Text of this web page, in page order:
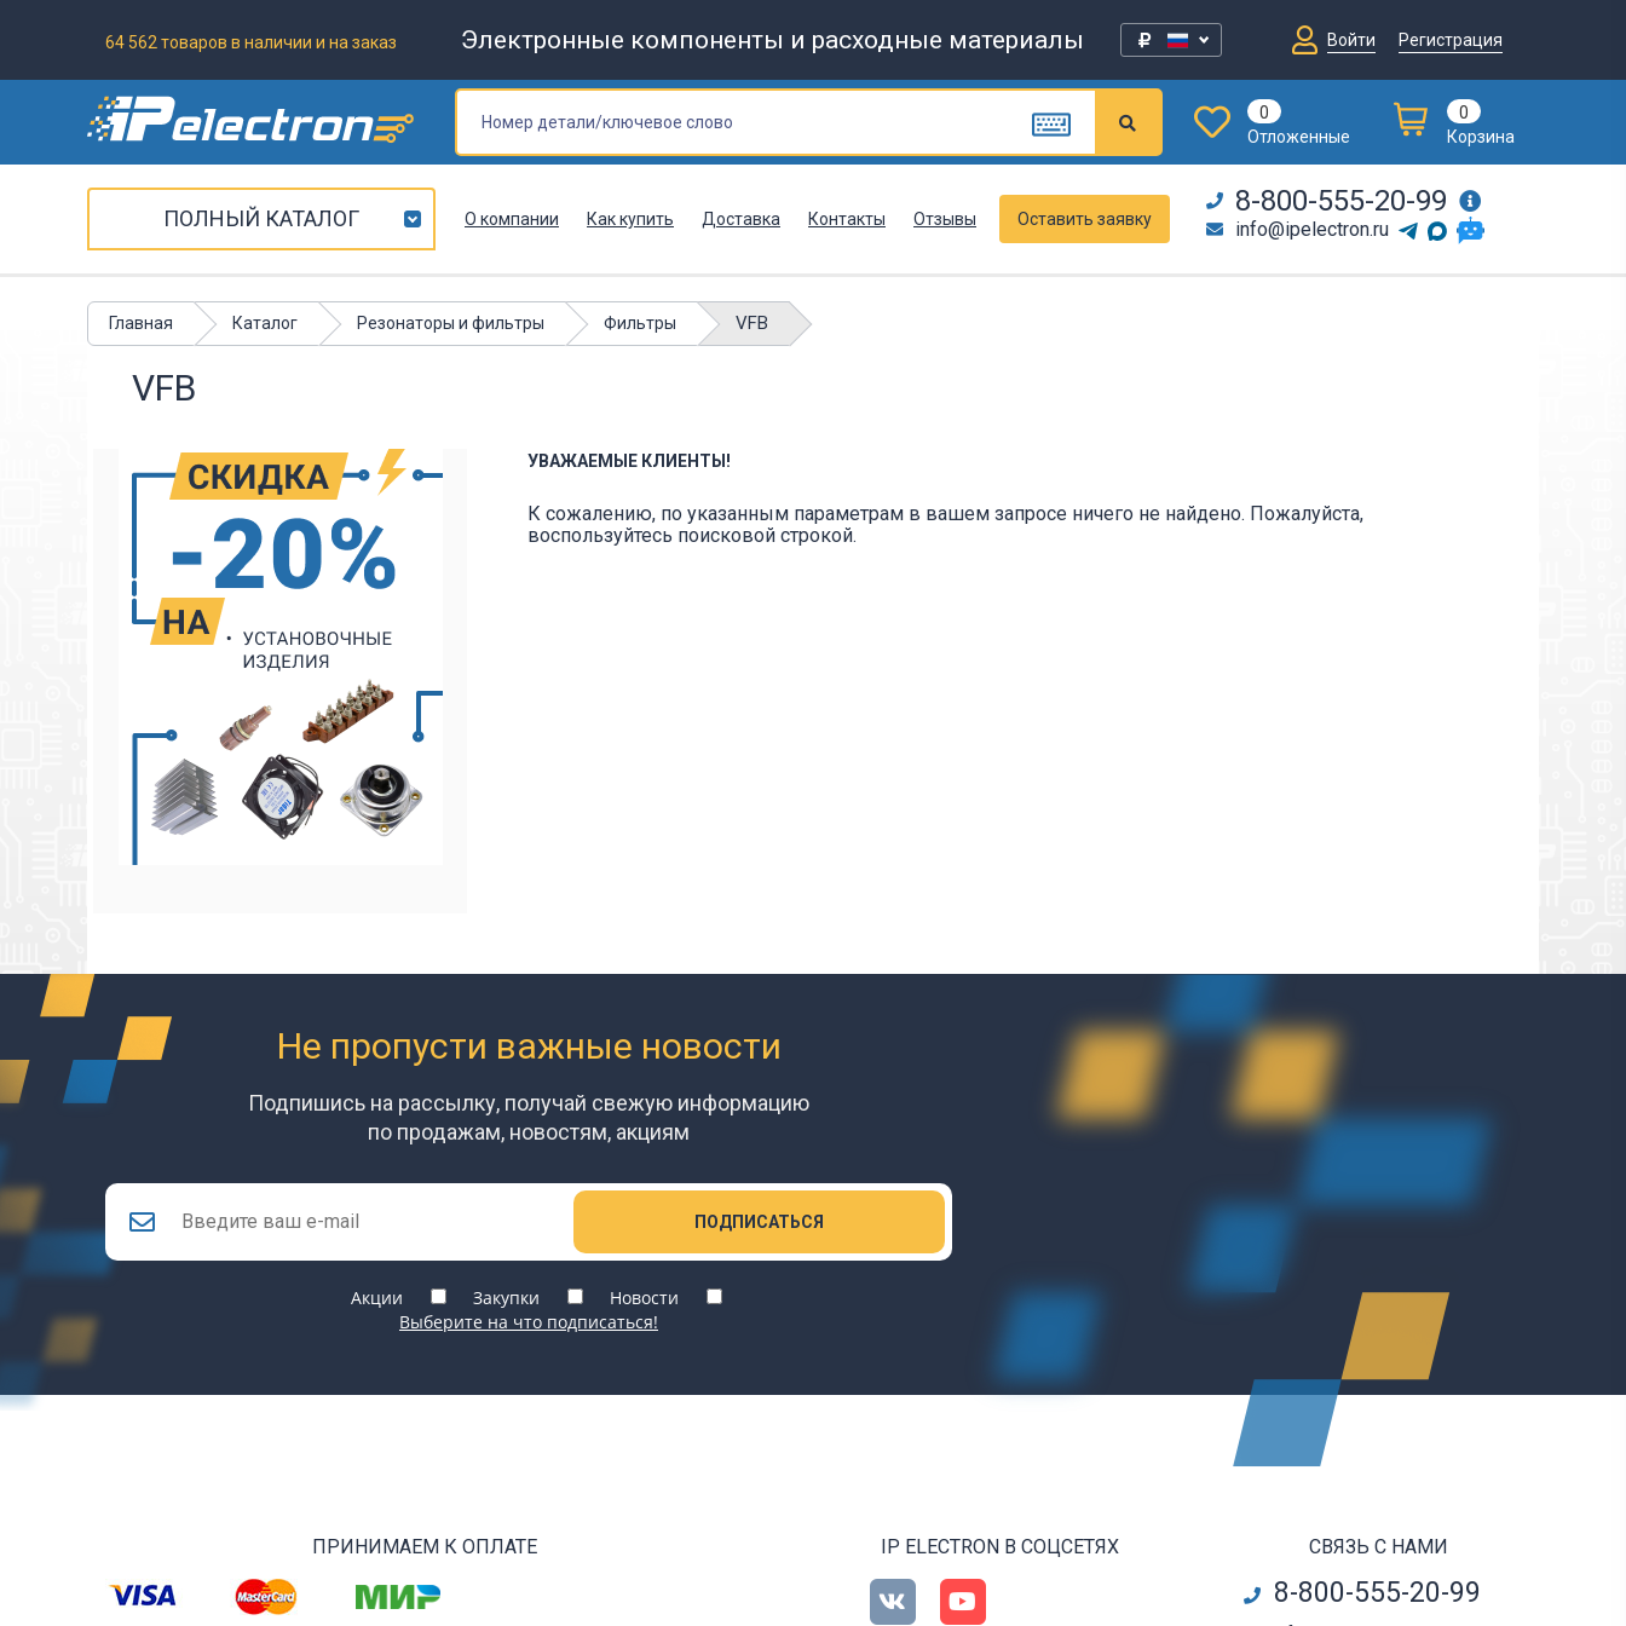
64 562 товаров в наличии и на заказ Электронные компоненты и расходные материалы Войти Регистрация
0
Отложенные
0
Корзина
ПОЛНЫЙ КАТАЛОГ О компании Как купить Доставка Контакты Отзывы Оставить заявку
8-800-555-20-99
info@ipelectron.ru
Главная Каталог Резонаторы и фильтры Фильтры VFB
VFB
УВАЖАЕМЫЕ КЛИЕНТЫ!
К сожалению, по указанным параметрам в вашем запросе ничего не найдено. Пожалуйста,
воспользуйтесь поисковой строкой.
Не пропусти важные новости
Подпишись на рассылку, получай свежую информацию
по продажам, новостям, акциям
ПОДПИСАТЬСЯ
Акции Закупки
Новости
Выберите на что подписаться!
ПРИНИМАЕМ К ОПЛАТЕ IP ELECTRON В СОЦСЕТЯХ СВЯЗЬ С НАМИ
8-800-555-20-99